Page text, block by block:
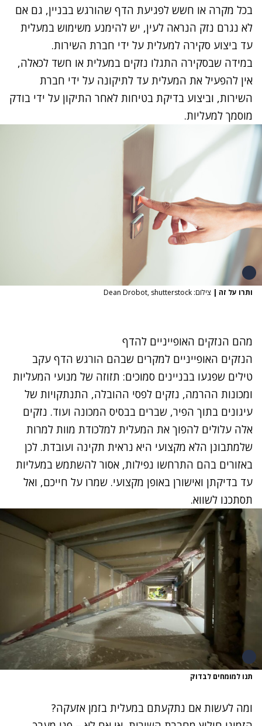
בכל מקרה או חשש לפגיעת הדף שהורגש בבניין, גם אם
לא נגרם נזק הנראה לעין, יש להימנע משימוש במעלית
עד ביצוע סקירה למעלית על ידי חברת השירות.
במידה שבסקירה התגלו נזקים במעלית או חשד לכאלה,
אין להפעיל את המעלית עד לתיקונה על ידי חברת
השירות, וביצוע בדיקת בטיחות לאחר התיקון על ידי בודק
מוסמך למעליות.
ותרו על זה | צילום: Dean Drobot, shutterstock
מהם הנזקים האופייניים להדף
הנזקים האופייניים למקרים שבהם הורגש הדף עקב
טילים שפגעו בבניינים סמוכים: תזוזה של מנועי המעליות
ומכונות ההרמה, נזקים לפסי ההובלה, התנתקויות של
עיגונים בתוך הפיר, שברים בבסיס המכונה ועוד. נזקים
אלה עלולים להפוך את המעלית למלכודת מוות למרות
שלמתבונן הלא מקצועי היא נראית תקינה ועובדת. לכן
באזורים בהם התרחשו נפילות, אסור להשתמש במעליות
עד בדיקתן ואישורן באופן מקצועי. שמרו על חייכם, ואל
תסתכנו לשווא.
תנו למומחים לבדוק
ומה לעשות אם נתקעתם במעלית בזמן אזעקה?